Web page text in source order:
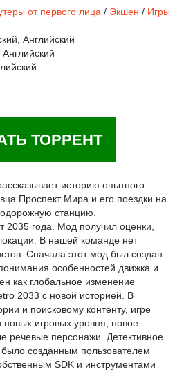
от первого лица / Экшен / Игры
Английский
Английский
ТОРРЕНТ
историю опытного
Проспект Мира и его поездки на
станцию.
2035 года. Мод получил оценки,
В нашей команде нет
Сначала этот мод был создан
особенностей движка и
как глобальное изменение
2033 с новой историей. В
и поисковому контенту, игре
игровых уровня, новое
речевые персонажи. Детективное
созданным пользователем
SDK и инструментами